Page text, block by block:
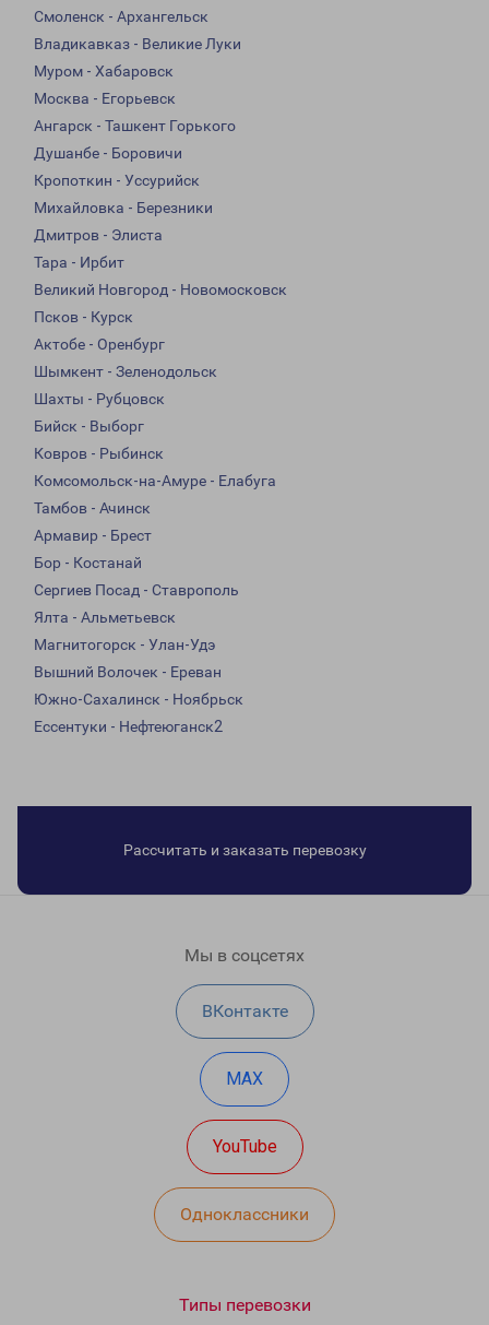
Смоленск - Архангельск
Владикавказ - Великие Луки
Муром - Хабаровск
Москва - Егорьевск
Ангарск - Ташкент Горького
Душанбе - Боровичи
Кропоткин - Уссурийск
Михайловка - Березники
Дмитров - Элиста
Тара - Ирбит
Великий Новгород - Новомосковск
Псков - Курск
Актобе - Оренбург
Шымкент - Зеленодольск
Шахты - Рубцовск
Бийск - Выборг
Ковров - Рыбинск
Комсомольск-на-Амуре - Елабуга
Тамбов - Ачинск
Армавир - Брест
Бор - Костанай
Сергиев Посад - Ставрополь
Ялта - Альметьевск
Магнитогорск - Улан-Удэ
Вышний Волочек - Ереван
Южно-Сахалинск - Ноябрьск
Ессентуки - Нефтеюганск2
Рассчитать и заказать перевозку
Мы в соцсетях
ВКонтакте
MAX
YouTube
Одноклассники
Типы перевозки